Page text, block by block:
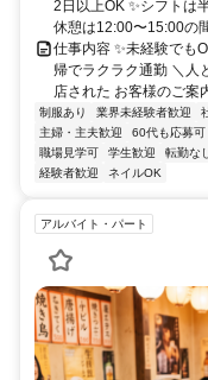
2日以上OK ✨シフトは
休憩は12:00〜15:00の
仕事内容 ✨未経験でも
帰でラクラク通勤 ＼人
店された お客様のご案
制服あり 業界未経験者歓迎
主婦・主夫歓迎
60代も応募可
職場見学可
学生歓迎 転勤なし
経験者歓迎
ネイルOK
アルバイト・パート